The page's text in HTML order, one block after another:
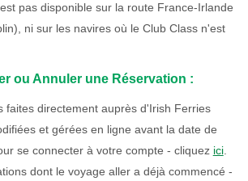
pas disponible sur la route France-Irlande
ni sur les navires où le Club Class n'est
ou Annuler une Réservation :
faites directement auprès d'Irish Ferries
et gérées en ligne avant la date de
se connecter à votre compte - cliquez ici.
dont le voyage aller a déjà commencé -